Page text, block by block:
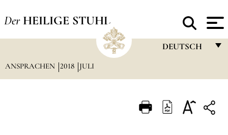
Der HEILIGE STUHL
DEUTSCH
ITALIANO
ANSPRACHEN 2018 JULI